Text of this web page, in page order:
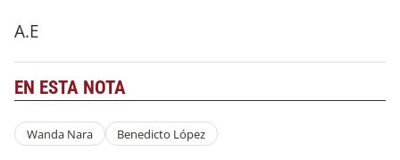
A.E
EN ESTA NOTA
Wanda Nara Benedicto López